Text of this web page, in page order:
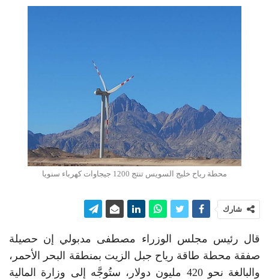
محطة رياح خليج السويس تنتج 1200 جيجاوات كهرباء سنويا
شارك
قال رئيس مجلس الوزراء مصطفى مدبولي إن حصيلة
صفقة محطة طاقة رياح جبل الزيت بمنطقة البحر الأحمر،
والبالغة نحو 420 مليون دولار، ستُوجَّه إلى وزارة المالية